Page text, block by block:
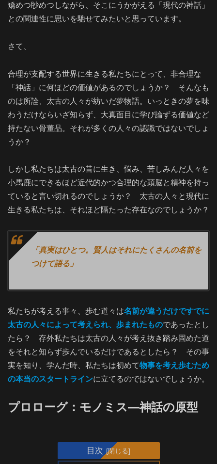
矯めつ眇めつしながら、そこにうかがえる「現代の神話」
との関連性に思いを馳せてみたいと思っています。
さて、
合理が支配する世界に生きる私たちにとって、非合理な
「神話」に何ほどの価値があるのでしょうか？ そんなも
のは所詮、太古の人々が紡いだ夢物語。いっときの夢を味
わうだけならいざ知らず、大真面目に学び論ずる価値など
持たない骨董品。それが多くの人々の認識ではないでしょ
うか？
しかし私たちは太古の昔に生き、悩み、苦しみんだ人々を
小馬鹿にできるほど近代的かつ合理的な頭脳と精神を持っ
ていると言い切れるのでしょうか？ 太古の人々と現代に
生きる私たちは、それほど隔たった存在なのでしょうか？
「真実はひとつ。賢人はそれにたくさんの名前を
つけて語る」
私たちが考える事々、歩む道々は名前が違うだけですでに
太古の人々によって考えられ、歩まれたものであったとし
たら？ 存外私たちは太古の人々が考え抜き踏み固めた道
をそれと知らず歩んでいるだけであるとしたら？ その事
実を知り、学んだ時、私たちは初めて物事を考え歩むため
の本当のスタートラインに立てるのではないでしょうか。
プロローグ：モノミス―神話の原型
目次